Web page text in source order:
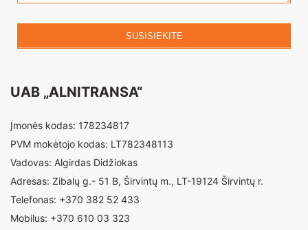
SUSISIEKITE
UAB „ALNITRANSA“
Įmonės kodas: 178234817
PVM mokėtojo kodas: LT782348113
Vadovas: Algirdas Didžiokas
Adresas: Zibalų g.- 51 B, Širvintų m., LT-19124 Širvintų r.
Telefonas: +370 382 52 433
Mobilus: +370 610 03 323